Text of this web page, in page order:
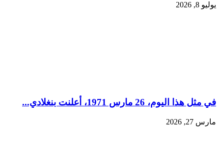
يوليو 8, 2026
في مثل هذا اليوم، 26 مارس 1971، أعلنت بنغلادي...
مارس 27, 2026